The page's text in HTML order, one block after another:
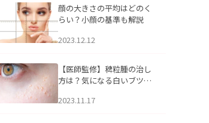
顔の大きさの平均はどのく
らい？小顔の基準も解説
2023.12.12
【医師監修】稗粒腫の治し
方は？気になる白いブツブ
アについて
2023.11.17